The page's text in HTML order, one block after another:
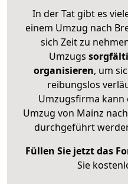
In der Tat gibt es
einem Umzug nach
sich Zeit zu
Umzugs
organisieren, um
reibungslos
Umzugsfirma
Umzug von Mainz
durchgeführt
Füllen Sie jetzt das
Sie